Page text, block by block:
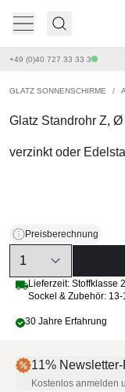
+49 (0)40 727 33 33 3
GLATZ SONNENSCHIRME /
Glatz Standrohr Z, Ø
verzinkt oder
Preisberechnung
Quantity
Lieferzeit: Stoffklasse
Sockel & Zubehör: 13-
30 Jahre Erfahrung
11%
Kostenlos anmelden